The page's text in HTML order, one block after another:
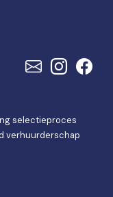
selectieproces
verhuurderschap